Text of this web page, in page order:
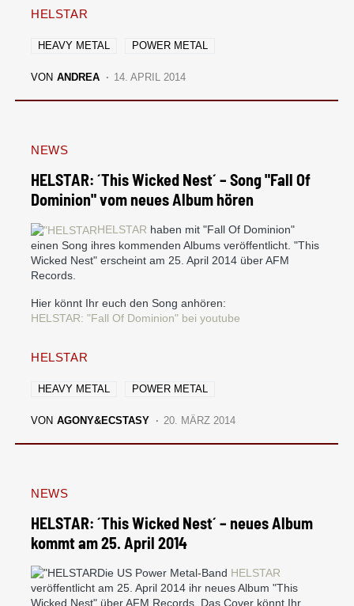
HELSTAR
HEAVY METAL POWER METAL
VON ANDREA 14. APRIL 2014
NEWS
HELSTAR: ´This Wicked Nest´ – Song "Fall Of
Dominion" vom neues Album hören
HELSTAR haben mit "Fall Of Dominion"
einen Song ihres kommenden Albums veröffentlicht. "This
Wicked Nest" erscheint am 25. April 2014 über AFM
Records.
Hier könnt Ihr euch den Song anhören:
HELSTAR: "Fall Of Dominion" bei youtube
HELSTAR
HEAVY METAL POWER METAL
VON AGONY&ECSTASY 20. MÄRZ 2014
NEWS
HELSTAR: ´This Wicked Nest´ – neues Album
kommt am 25. April 2014
Die US Power Metal-Band HELSTAR
veröffentlicht am 25. April 2014 ihr neues Album "This
Wicked Nest" über AFM Records. Das Cover könnt Ihr